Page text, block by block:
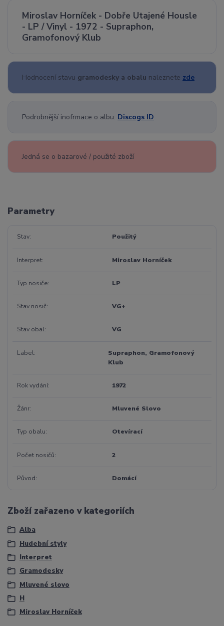
Miroslav Horníček - Dobře Utajené Housle
- LP / Vinyl - 1972 - Supraphon,
Gramofonový Klub
Hodnocení stavu gramodesky a obalu naleznete zde
Podrobnější inofrmace o albu: Discogs ID
Jedná se o bazarové / použité zboží
Parametry
Stav Použitý
Interpret Miroslav Horníček
Typ nosiče LP
Stav nosič VG+
Stav obal VG
Label
Supraphon, Gramofonový
Klub
Rok vydání 1972
Žánr Mluvené Slovo
Typ obalu Otevírací
Počet nosičů 2
Původ Domácí
Zboží zařazeno v kategoriích
Alba
Hudební styly
Interpret
Gramodesky
Mluvené slovo
H
Miroslav Horníček